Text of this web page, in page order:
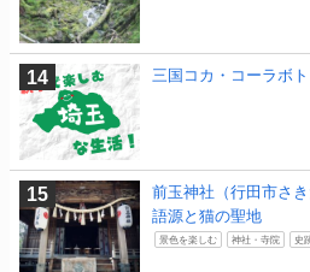
三国コカ・コーラボ
前玉神社（行田市さ
語源と猫の聖地
景色を楽しむ 神社・寺院 史